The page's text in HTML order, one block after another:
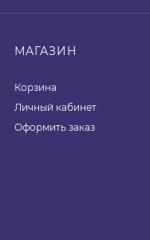
МАГАЗИН
Корзина
Личный кабинет
Оформить заказ